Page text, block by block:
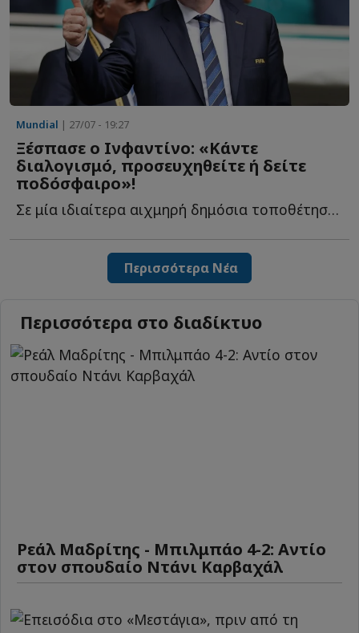
Mundial | 27/07 - 19:27
Ξέσπασε ο Ινφαντίνο: «Κάντε
διαλογισμό, προσευχηθείτε ή δείτε
ποδόσφαιρο»!
Σε μία ιδιαίτερα αιχμηρή δημόσια τοποθέτηση προχώρησε ο...
Περισσότερα Νέα
Περισσότερα στο διαδίκτυο
Ρεάλ Μαδρίτης - Μπιλμπάο 4-2: Αντίο
στον σπουδαίο Ντάνι Καρβαχάλ